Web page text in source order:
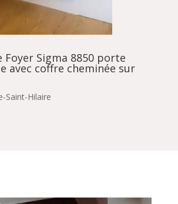
Sigma 8850 porte
avec coffre cheminée sur
Saint-Hilaire